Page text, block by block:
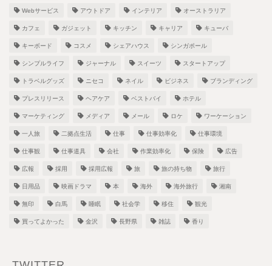
Webサービス アウトドア インテリア オーストラリア
カフェ ガジェット キッチン キャリア キューバ
キーボード コスメ シェアハウス シンガポール
シンプルライフ ジャーナル スイーツ スタートアップ
トラベルグッズ ニセコ ネイル ビジネス ブランディング
プレスリリース ヘアケア ベストバイ ホテル
マーケティング メディア メール ロケ ワーケーション
一人旅 二拠点生活 仕事 仕事効率化 仕事環境
仕事観 仕事道具 会社 作業効率化 保険 広告
広報 採用 採用広報 旅 旅の持ち物 旅行
日用品 映画ドラマ 本 海外 海外旅行 湘南
無印 白馬 睡眠 社会学 移住 観光
買ってよかった 金沢 長野県 雑誌 香り